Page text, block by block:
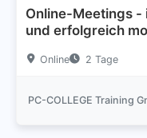
Online-Meetings -
und erfolgreich
Online 2 Tage
PC-COLLEGE Training